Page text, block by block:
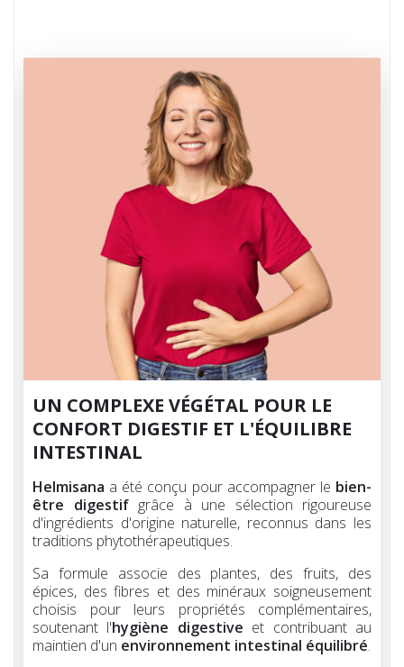
UN COMPLEXE VÉGÉTAL POUR LE
CONFORT DIGESTIF ET L'ÉQUILIBRE
INTESTINAL
Helmisana a été conçu pour accompagner le bien-
être digestifgrâce à une sélection rigoureuse
d'ingrédients d'origine naturelle, reconnus dans les
traditions phytothérapeutiques.
Sa formule associe des plantes, des fruits, des
épices, des fibres et des minéraux soigneusement
choisis pour leurs propriétés complémentaires,
soutenant l'hygiène digestive et contribuant au
maintien d'un environnement intestinal équilibré.